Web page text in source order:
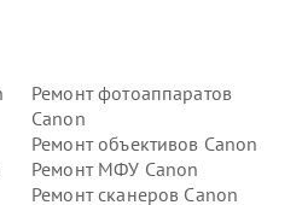
Ремонт фотоаппаратов
Canon
Ремонт объективов Canon
Ремонт МФУ Canon
Ремонт сканеров Canon